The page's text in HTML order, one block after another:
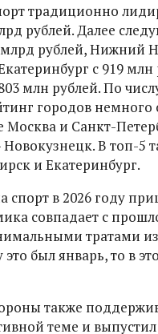
традиционно
рублей. Далее
млрд рублей, Нижний
с 919 млн
млн рублей. По
городов немного
Москва и Санкт-
Новокузнецк. В топ-5
и Екатеринбург.
спорт в 2026 году
совпадает с
тратами
это был январь, то в
также
теме и